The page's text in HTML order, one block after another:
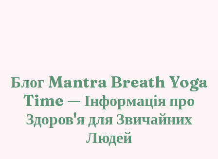
Блог Mantra Breath Yoga
Time — Інформація про
Здоров'я для Звичайних
Людей